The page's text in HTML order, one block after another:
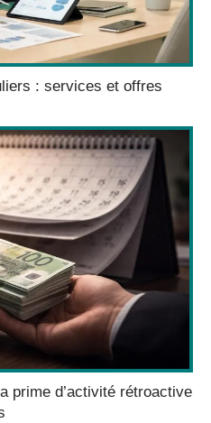
: services et offres
prime d’activité rétroactive